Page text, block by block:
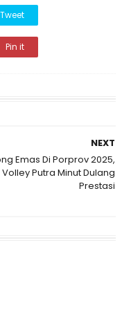
Tweet
Pin it
NEXT
Emas Di Porprov 2025,
Volley Putra Minut Dulang
Prestasi